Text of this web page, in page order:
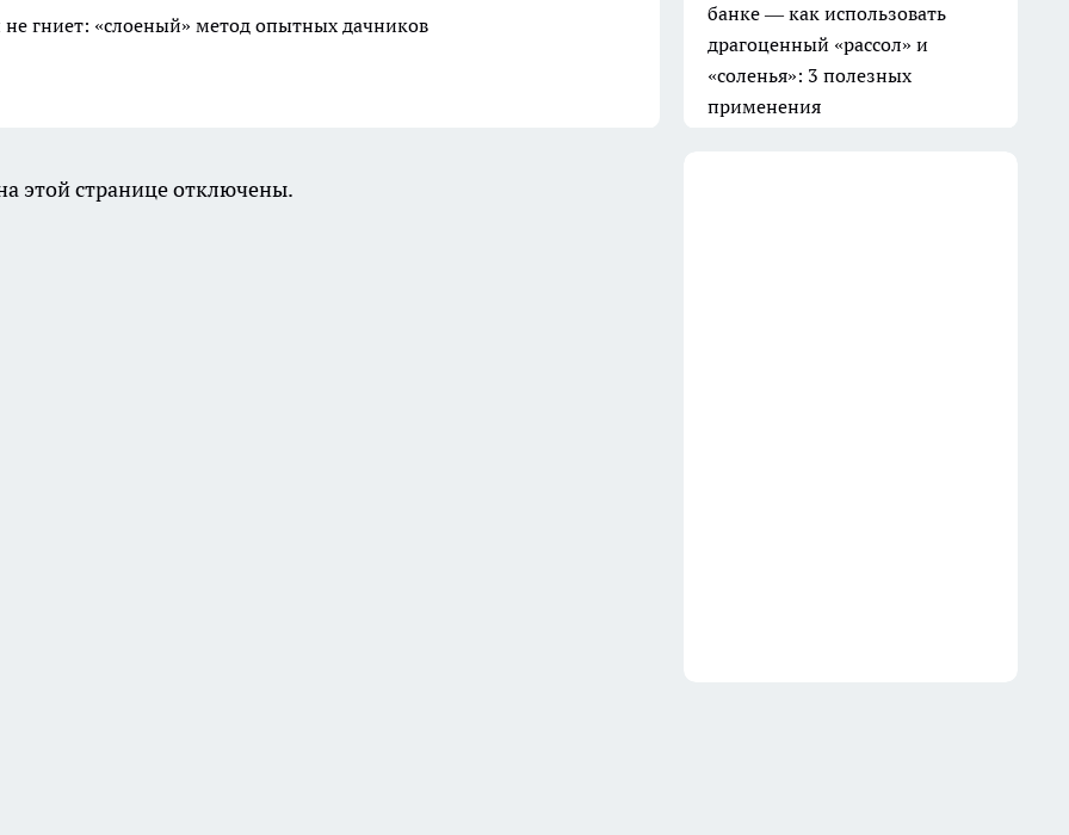
гниет: «слоеный» метод опытных дачников
Авито советские стенки:
делают из них мебель класса
люкс — получается лучше
современных шкафов
этой странице отключены.